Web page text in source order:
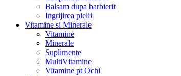
Balsam dupa barbierit
Ingrijirea pielii
Vitamine si Minerale
Vitamine
Minerale
Suplimente
MultiVitamine
Vitamine pt Ochi